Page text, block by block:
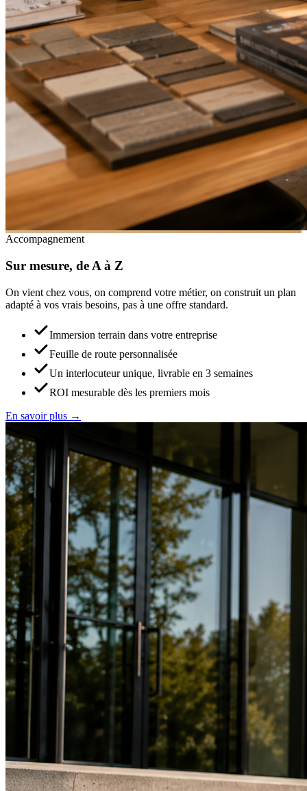
Accompagnement
Sur mesure, de A à Z
On vient chez vous, on comprend votre métier, on construit un plan
adapté à vos vrais besoins, pas à une offre standard.
Immersion terrain dans votre entreprise
Feuille de route personnalisée
Un interlocuteur unique, livrable en 3 semaines
ROI mesurable dès les premiers mois
En savoir plus →